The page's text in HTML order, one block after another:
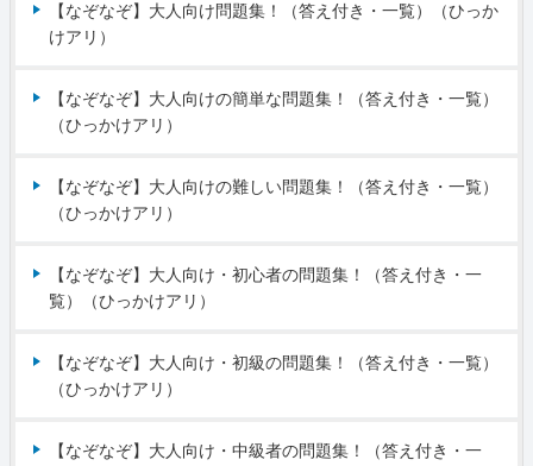
【なぞなぞ】大人向け問題集！（答え付き・一覧）（ひっか
けアリ）
【なぞなぞ】大人向けの簡単な問題集！（答え付き・一覧）
（ひっかけアリ）
【なぞなぞ】大人向けの難しい問題集！（答え付き・一覧）
（ひっかけアリ）
【なぞなぞ】大人向け・初心者の問題集！（答え付き・一
覧）（ひっかけアリ）
【なぞなぞ】大人向け・初級の問題集！（答え付き・一覧）
（ひっかけアリ）
【なぞなぞ】大人向け・中級者の問題集！（答え付き・一